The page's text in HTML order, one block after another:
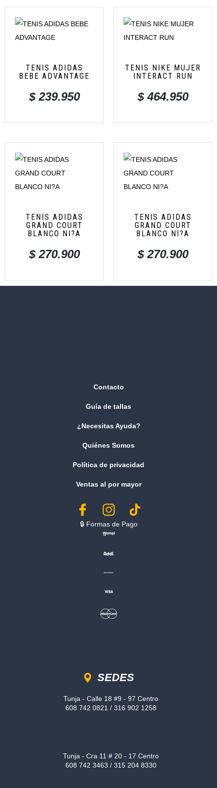
TENIS ADIDAS
BEBE ADVANTAGE
$239.950
TENIS NIKE MUJER
INTERACT RUN
$464.950
TENIS ADIDAS
GRAND COURT
BLANCO NI?A
$270.900
TENIS ADIDAS
GRAND COURT
BLANCO NI?A
$270.900
Contacto
Guía de tallas
¿Necesitas Ayuda?
Quiénes Somos
Política de privacidad
Ventas al por mayor
🔒︎ Formas de Pago
SEDES
Tunja - Calle 18 #9 - 97 Centro
608 742 0821 / 316 902 1258
Tunja - Cra 11 # 20 - 17 Centro
608 742 3463 / 315 204 8330